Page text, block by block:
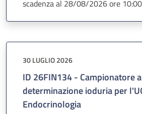
scadenza al 28/08/2026 ore 10:00
30 LUGLIO 2026
ID 26FIN134 - Campionatore
determinazione ioduria per
Endocrinologia